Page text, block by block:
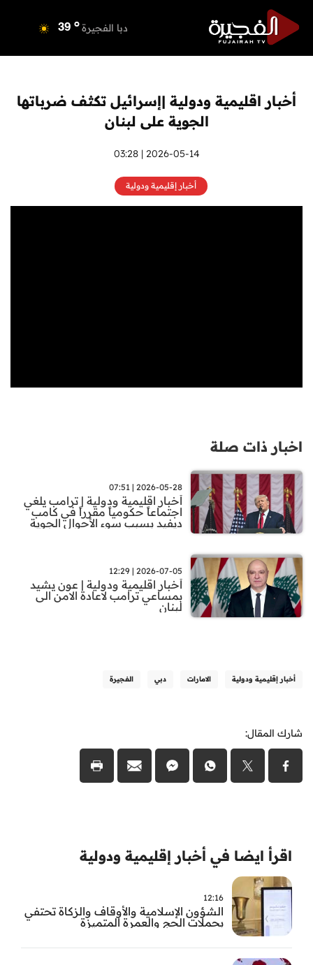
دبا الفجيرة 39 o
أم القيوين o
راس الخيمة
الفجيرة
أخبار اقليمية ودولية |إسرائيل تكثف ضرباتها
الجوية على لبنان
2026-05-14 | 03:28
أخبار إقليمية ودولية
اخبار ذات صلة
2026-05-28 | 07:51
أخبار اقليمية ودولية | ترامب يلغي
اجتماعاً حكومياً مقرراً في كامب
ديفيد بسبب سوء الأحوال الجوية
2026-07-05 | 12:29
أخبار اقليمية ودولية | عون يشيد
بمساعي ترامب لاعادة الامن الى
لبنان
أخبار إقليمية ودولية الامارات دبي الفجيرة
شارك المقال:
اقرأ ايضا في أخبار إقليمية ودولية
12:16
الشؤون الإسلامية والأوقاف والزكاة تحتفي
بحملات الحج والعمرة المتميزة